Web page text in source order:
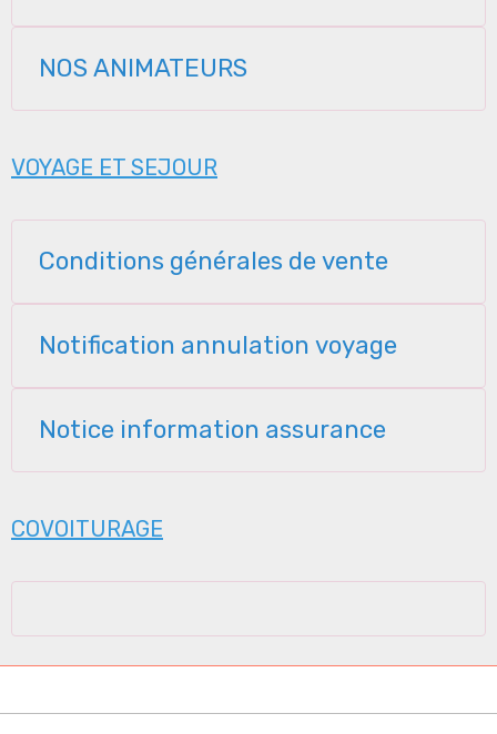
NOS ANIMATEURS
VOYAGE ET SEJOUR
Conditions générales de vente
Notification annulation voyage
Notice information assurance
COVOITURAGE